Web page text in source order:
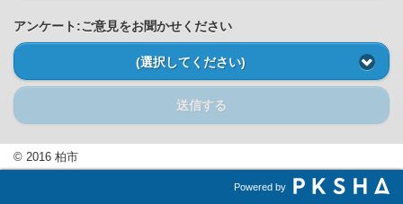
アンケート:ご意見をお聞かせください
(選択してください)
送信する
© 2016 柏市
Powered by